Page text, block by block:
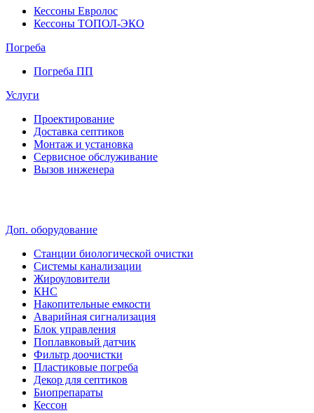
Кессоны Евролос
Кессоны ТОПОЛ-ЭКО
Погребa
Погреба ПП
Услуги
Проектирование
Доставка септиков
Монтаж и установка
Сервисное обслуживание
Вызов инженера
Доп. оборудование
Станции биологической очистки
Системы канализации
Жироуловители
КНС
Накопительные емкости
Аварийная сигнализация
Блок управления
Поплавковый датчик
Фильтр доочистки
Пластиковые погреба
Декор для септиков
Биопрепараты
Кессон